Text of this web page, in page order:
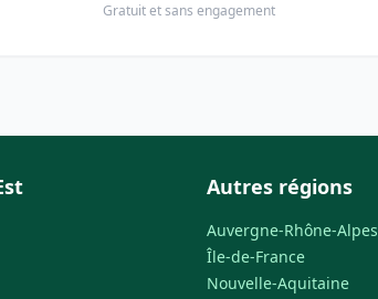
Gratuit et sans engagement
Autres régions
Auvergne-Rhône-Alpes
Île-de-France
Nouvelle-Aquitaine